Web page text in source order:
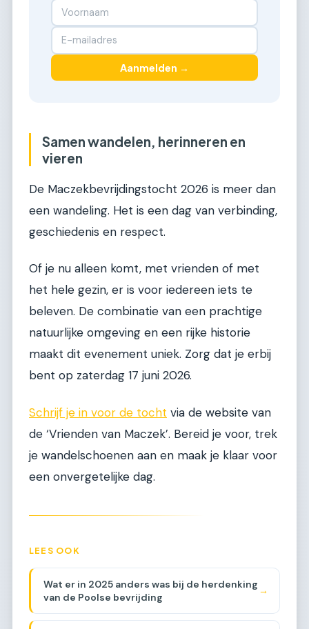
Aanmelden →
Samen wandelen, herinneren en
vieren
De Maczekbevrijdingstocht 2026 is meer dan
een wandeling. Het is een dag van verbinding,
geschiedenis en respect.
Of je nu alleen komt, met vrienden of met
het hele gezin, er is voor iedereen iets te
beleven. De combinatie van een prachtige
natuurlijke omgeving en een rijke historie
maakt dit evenement uniek. Zorg dat je erbij
bent op zaterdag 17 juni 2026.
Schrijf je in voor de tocht via de website van
de ‘Vrienden van Maczek’. Bereid je voor, trek
je wandelschoenen aan en maak je klaar voor
een onvergetelijke dag.
LEES OOK
Wat er in 2025 anders was bij de herdenking
van de Poolse bevrijding
→